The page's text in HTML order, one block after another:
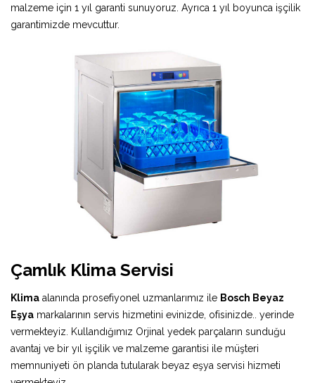
malzeme için 1 yıl garanti sunuyoruz. Ayrıca 1 yıl boyunca işçilik
garantimizde mevcuttur.
Çamlık Klima Servisi
Klima alanında prosefiyonel uzmanlarımız ile Bosch Beyaz
Eşya markalarının servis hizmetini evinizde, ofisinizde.. yerinde
vermekteyiz. Kullandığımız Orjinal yedek parçaların sunduğu
avantaj ve bir yıl işçilik ve malzeme garantisi ile müşteri
memnuniyeti ön planda tutularak beyaz eşya servisi hizmeti